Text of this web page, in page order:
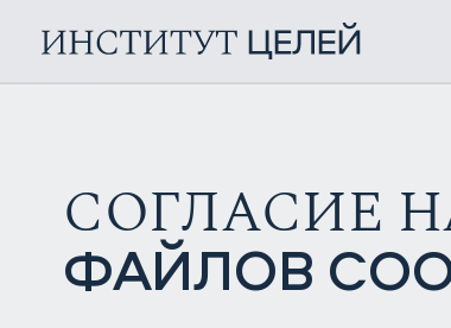
СОГЛАСИЕ
ФАЙЛОВ